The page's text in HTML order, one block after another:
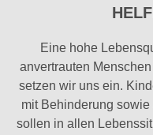
Eine hohe
anvertrauten
setzen wir uns ein.
mit Behinderung
sollen in allen